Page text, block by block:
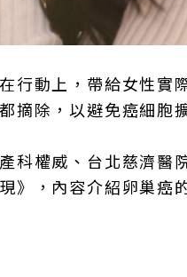
行動上，帶給女性實
摘除，以避免癌細胞
科權威、台北慈濟醫
》，內容介紹卵巢癌